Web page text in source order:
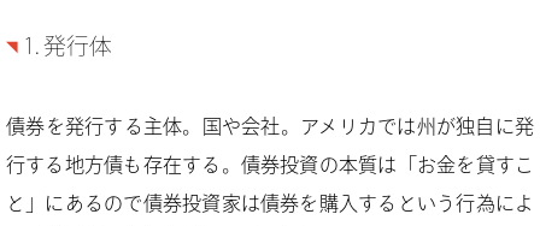
1. 発行体
債券を発行する主体。国や会社。アメリカでは州が独自に発
行する地方債も存在する。債券投資の本質は「お金を貸すこ
と」にあるので債券投資家は債券を購入するという行為によ